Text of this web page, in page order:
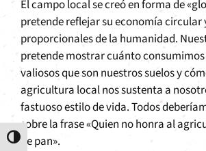
Alternar alto contraste
El campo local se creó en forma de
pretende reflejar su economía circular
proporcionales de la humanidad.
pretende mostrar cuánto
valiosos que son nuestros suelos y
agricultura local nos sustenta a
fastuoso estilo de vida. Todos
sobre la frase «Quien no honra al
de pan».